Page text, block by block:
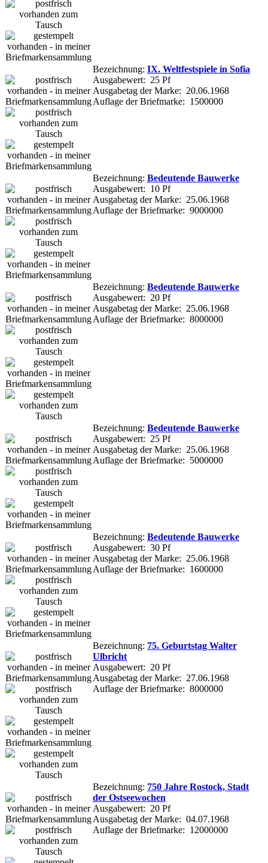
Bezeichnung: IX. Weltfestspiele in Sofia
Ausgabewert: 25 Pf
Ausgabetag der Marke: 20.06.1968
Auflage der Briefmarke: 1500000
Bezeichnung: Bedeutende Bauwerke
Ausgabewert: 10 Pf
Ausgabetag der Marke: 25.06.1968
Auflage der Briefmarke: 9000000
Bezeichnung: Bedeutende Bauwerke
Ausgabewert: 20 Pf
Ausgabetag der Marke: 25.06.1968
Auflage der Briefmarke: 8000000
Bezeichnung: Bedeutende Bauwerke
Ausgabewert: 25 Pf
Ausgabetag der Marke: 25.06.1968
Auflage der Briefmarke: 5000000
Bezeichnung: Bedeutende Bauwerke
Ausgabewert: 30 Pf
Ausgabetag der Marke: 25.06.1968
Auflage der Briefmarke: 1600000
Bezeichnung: 75. Geburtstag Walter
Ulbricht
Ausgabewert: 20 Pf
Ausgabetag der Marke: 27.06.1968
Auflage der Briefmarke: 8000000
Bezeichnung: 750 Jahre Rostock, Stadt
der Ostseewochen
Ausgabewert: 20 Pf
Ausgabetag der Marke: 04.07.1968
Auflage der Briefmarke: 12000000